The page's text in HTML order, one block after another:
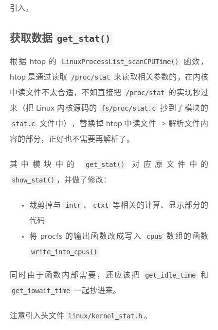
引入。
获取数据 get_stat()
根据 htop 的 LinuxProcessList_scanCPUTime()
函数，
htop 是通过读取
/proc/stat
来读取相关参数的，在内核
中读文件不太合适，不如直接把
/proc/stat
的实现抄过
来（把 Linux 内核源码的
fs/proc/stat.c 抄到了模块的
stat.c 文件中），替换掉 htop 中读文件 -> 解析文件内
容的部分，正好也不需要再解析了。
其中模块中的 get_stat()
对应原文件中的
show_stat() ，并做了修改：
裁剪掉与 intr 、 ctxt 等相关的计算、显示部分的
代码
将 procfs 的输出函数改成写入
cpus
数组的函数
write_into_cpus()
同时由于函数内部需要，还应该把 get_idle_time
和
get_iowait_time 一起抄进来。
注意引入头文件 linux/kernel_stat.h 。